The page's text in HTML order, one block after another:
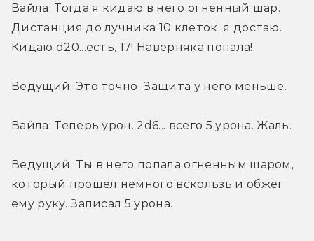
Вайла: Тогда я кидаю в него огненный шар.
Дистанция до лучника 10 клеток, я достаю.
Кидаю d20...есть, 17! Наверняка попала!
Ведущий: Это точно. Защита у него меньше.
Вайла: Теперь урон. 2d6... всего 5 урона. Жаль.
Ведущий: Ты в него попала огненным шаром,
который прошёл немного вскользь и обжёг
ему руку. Записал 5 урона.